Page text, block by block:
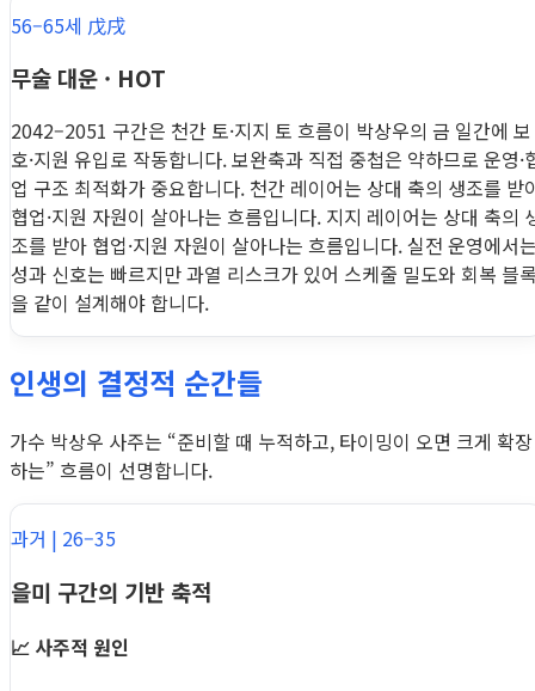
56–65세 戊戌
무술 대운 · HOT
2042–2051 구간은 천간 토·지지 토 흐름이 박상우의 금 일간에 보
호·지원 유입로 작동합니다. 보완축과 직접 중첩은 약하므로 운영·
업 구조 최적화가 중요합니다. 천간 레이어는 상대 축의 생조를 받
협업·지원 자원이 살아나는 흐름입니다. 지지 레이어는 상대 축의
조를 받아 협업·지원 자원이 살아나는 흐름입니다. 실전 운영에서
성과 신호는 빠르지만 과열 리스크가 있어 스케줄 밀도와 회복 블
을 같이 설계해야 합니다.
인생의 결정적 순간들
가수 박상우 사주는 “준비할 때 누적하고, 타이밍이 오면 크게 확장
하는” 흐름이 선명합니다.
과거 | 26–35
을미 구간의 기반 축적
📈 사주적 원인